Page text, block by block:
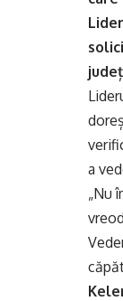
județ
a
„Nu